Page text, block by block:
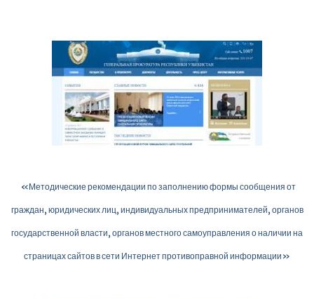
«Методические рекомендации по заполнению формы сообщения от
граждан, юридических лиц, индивидуальных предпринимателей, органов
государственной власти, органов местного самоуправления о наличии на
страницах сайтов в сети Интернет противоправной информации»